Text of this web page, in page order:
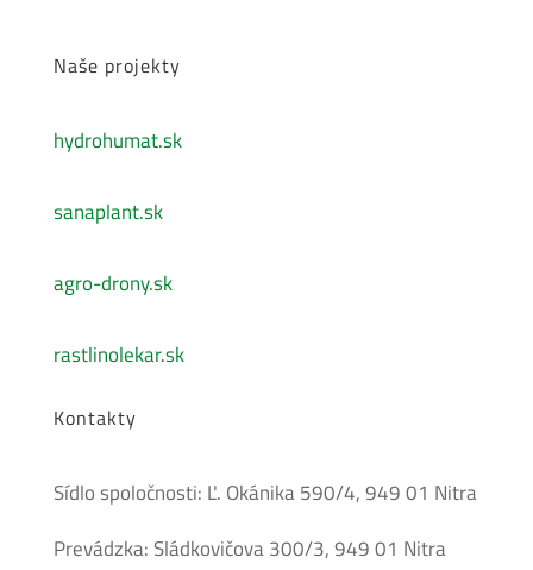
Naše projekty
hydrohumat.sk
sanaplant.sk
agro-drony.sk
rastlinolekar.sk
Kontakty
Sídlo spoločnosti: Ľ. Okánika 590/4, 949 01 Nitra
Prevádzka: Sládkovičova 300/3, 949 01 Nitra